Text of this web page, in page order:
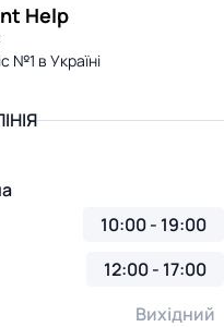
Help
№1 в Україні
10:00 - 19:00
12:00 - 17:00
Вихідний